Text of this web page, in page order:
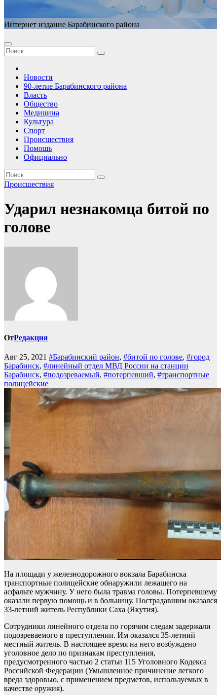
Интернет издание Барабинского района
Новости
90-летие Барабинского района
Власть
Общество
Медицина
Культура
Спорт
Происшествия
Помошь
Официально
Происшествия
Ударил незнакомца битой по
голове
ОтРедакция
Авг 25, 2021 #Барабинский район, #битой по голове, #город
Барабинск, #линейный отдел МВД России на станции
Барабинск, #подозреваемый, #потерпевший, #транспортные
полицейские
На площади у железнодорожного вокзала Барабинска
транспортные полицейские обнаружили лежащего на
асфальте мужчину. У него была травма головы. Потерпевшему
оказали первую помощь и в больницу. Пострадавшим оказался
33-летний житель Республики Саха (Якутия).
Сотрудники линейного отдела по горячим следам задержали
подозреваемого в преступлении. Им оказался 35-летний
местный житель. В настоящее время на него возбуждено
уголовное дело по признакам преступления,
предусмотренного частью 2 статьи 115 Уголовного Кодекса
Российской Федерации (Умышленное причинение легкого
вреда здоровью, с применением предметов, используемых в
качестве оружия).